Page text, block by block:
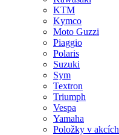
KTM
Kymco
Moto Guzzi
Piaggio
Polaris
Suzuki
Sym
Textron
Triumph
Vespa
Yamaha
Položky v akcích